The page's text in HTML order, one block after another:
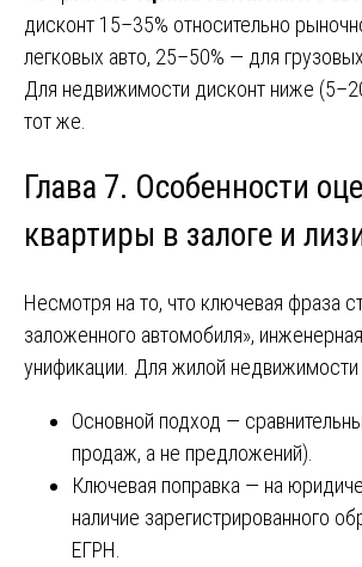
дисконт 15–35% относительно
легковых авто, 25–50% — для
Для недвижимости дисконт ниже
тот же.
Глава 7. Особенности
квартиры в залоге и
Несмотря на то, что ключевая фраза
заложенного автомобиля»,
унификации. Для жилой недвижимости
Основной подход —
продаж, а не предложений).
Ключевая поправка — на
наличие зарегистрированного
ЕГРН.